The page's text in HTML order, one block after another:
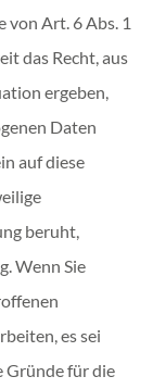
Art. 6 Abs. 1
das Recht, aus
ergeben,
Daten
auf diese
beruht,
Wenn Sie
es sei
Gründe für die